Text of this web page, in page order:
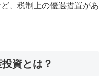
、税制上の優遇措置があ
資とは？